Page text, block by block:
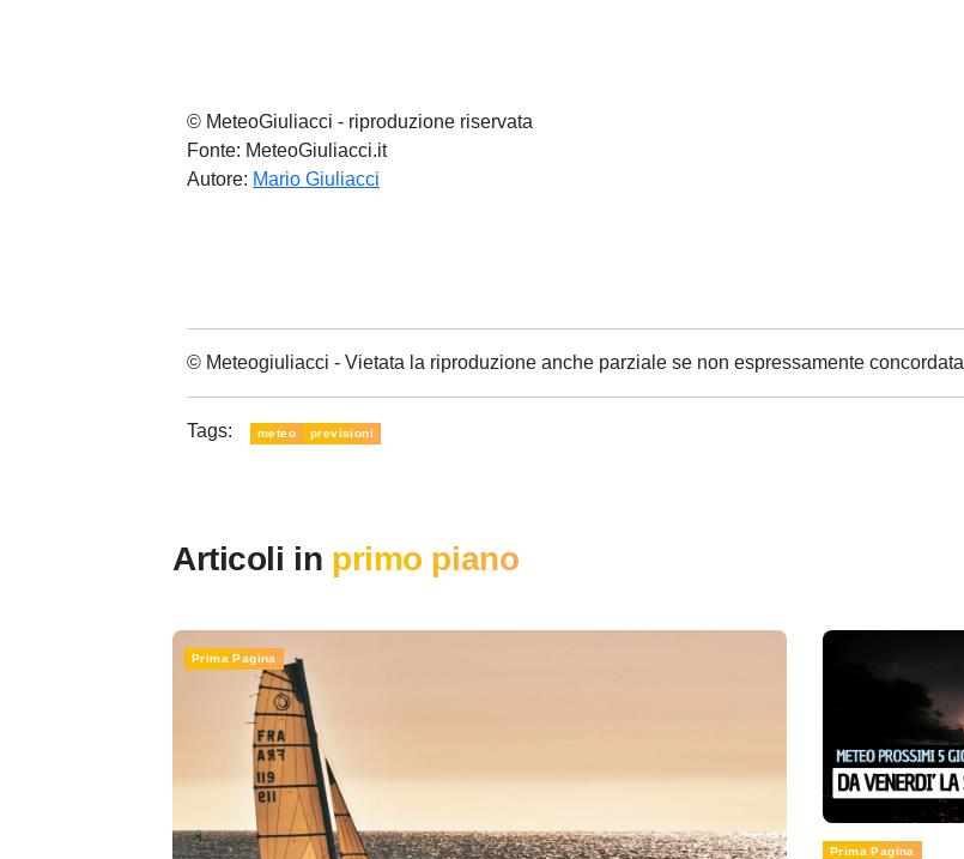
© MeteoGiuliacci - riproduzione riservata
Fonte: MeteoGiuliacci.it
Autore: Mario Giuliacci
© Meteogiuliacci - Vietata la riproduzione anche parziale se non espressamente concordata
Tags: meteo previsioni
Articoli in primo piano
Prima Pagina
Prima Pagina